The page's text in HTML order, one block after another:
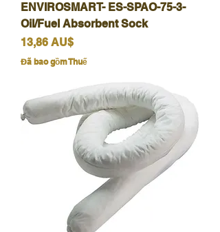
ENVIROSMART- ES-SPAO-75-3-
Oil/Fuel Absorbent Sock
Giá
13,86 AU$
Đã bao gồm Thuế